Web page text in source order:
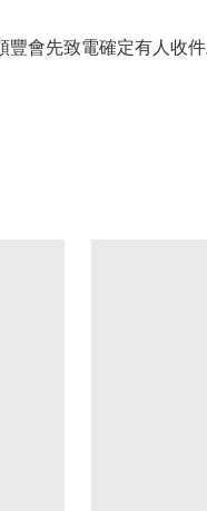
豐會先致電確定有人收